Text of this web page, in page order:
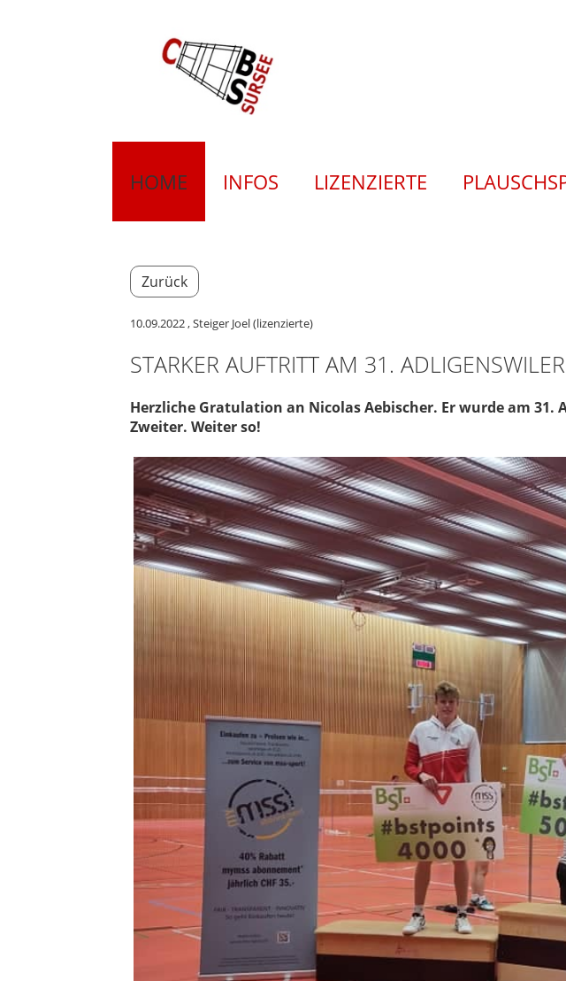
HOME INFOS LIZENZIERTE
Zurück
10.09.2022, Steiger Joel (lizenzierte)
STARKER AUFTRITT AM 31.
Herzliche Gratulation an Nicolas Aebischer. Er wurde am
Zweiter. Weiter so!